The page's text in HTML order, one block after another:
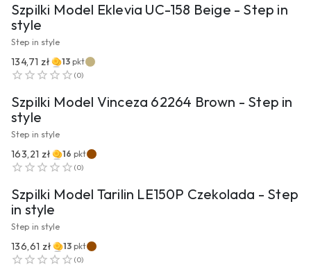
Szpilki Model Eklevia UC-158 Beige - Step in
style
Step in style
134,71 zł 13 pkt
(0)
PRZEJDŹ DO PRODUKTU
Szpilki Model Vinceza 62264 Brown - Step in
style
Step in style
163,21 zł 16 pkt
(0)
PRZEJDŹ DO PRODUKTU
Szpilki Model Tarilin LE150P Czekolada - Step
in style
Step in style
136,61 zł 13 pkt
(0)
PRZEJDŹ DO PRODUKTU